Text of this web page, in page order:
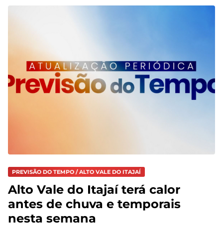
PREVISÃO DO TEMPO / ALTO VALE DO ITAJAÍ
Alto Vale do Itajaí terá calor
antes de chuva e temporais
nesta semana